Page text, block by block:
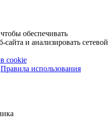
обеспечивать
и анализировать сетевой
cookie
Правила использования